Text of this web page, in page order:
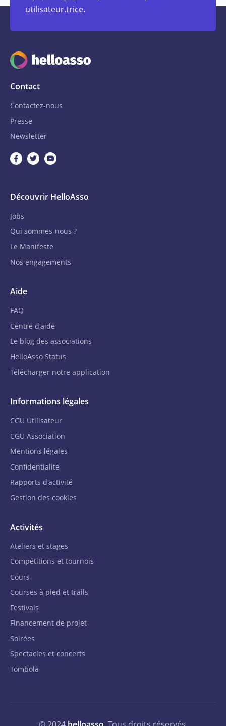
utilisateur.trice.
Contact
Contactez-nous
Presse
Newsletter
Découvrir HelloAsso
Jobs
Qui sommes-nous ?
Le Manifeste
Nos engagements
Aide
FAQ
Centre d'aide
Le blog des associations
HelloAsso Status
Télécharger notre application
Informations légales
CGU Utilisateur
CGU Association
Mentions légales
Confidentialité
Rapports d'activité
Gestion des cookies
Activités
Ateliers et stages
Compétitions et tournois
Cours
Courses à pied et trails
Festivals
Financement de projet
Soirées
Spectacles et concerts
Tombola